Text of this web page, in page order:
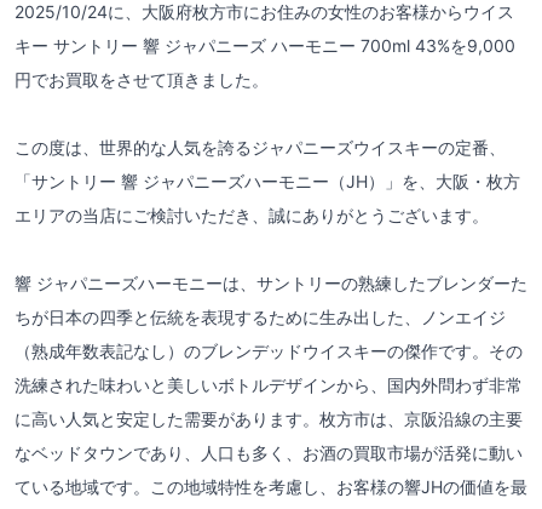
2025/10/24に、大阪府枚方市にお住みの女性のお客様からウイス
キー サントリー 響 ジャパニーズ ハーモニー 700ml 43%を9,000
円でお買取をさせて頂きました。
この度は、世界的な人気を誇るジャパニーズウイスキーの定番、
「サントリー 響 ジャパニーズハーモニー（JH）」を、大阪・枚方
エリアの当店にご検討いただき、誠にありがとうございます。
響 ジャパニーズハーモニーは、サントリーの熟練したブレンダーた
ちが日本の四季と伝統を表現するために生み出した、ノンエイジ
（熟成年数表記なし）のブレンデッドウイスキーの傑作です。その
洗練された味わいと美しいボトルデザインから、国内外問わず非常
に高い人気と安定した需要があります。枚方市は、京阪沿線の主要
なベッドタウンであり、人口も多く、お酒の買取市場が活発に動い
ている地域です。この地域特性を考慮し、お客様の響JHの価値を最